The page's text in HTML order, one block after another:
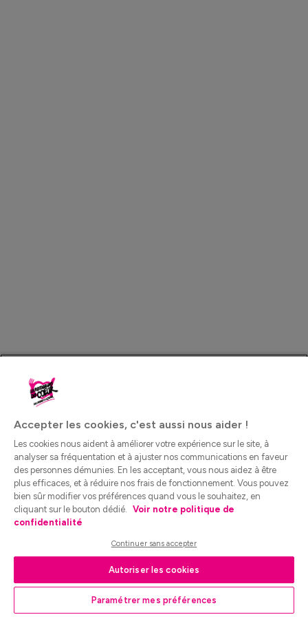
Accepter les cookies, c'est aussi nous aider !
Les cookies nous aident à améliorer votre expérience sur le site, à
analyser sa fréquentation et à ajuster nos communications en faveur
des personnes démunies. En les acceptant, vous nous aidez à être
plus efficaces, et à réduire nos frais de fonctionnement. Vous pouvez
bien sûr modifier vos préférences quand vous le souhaitez, en
cliquant sur le bouton dédié. Voir notre politique de
confidentialité
Continuer sans accepter
Autoriser les cookies
Paramétrer mes préférences